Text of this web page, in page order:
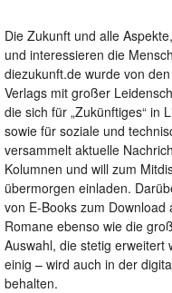
Die Zukunft und alle
und interessieren die
diezukunft.de wurde von
Verlags mit großer
die sich für „Zukünftiges“ in
sowie für soziale und
versammelt aktuelle
Kolumnen und will zum
übermorgen einladen.
von E-Books zum
Romane ebenso wie die
Auswahl, die stetig erweitert
einig – wird auch in der
behalten.